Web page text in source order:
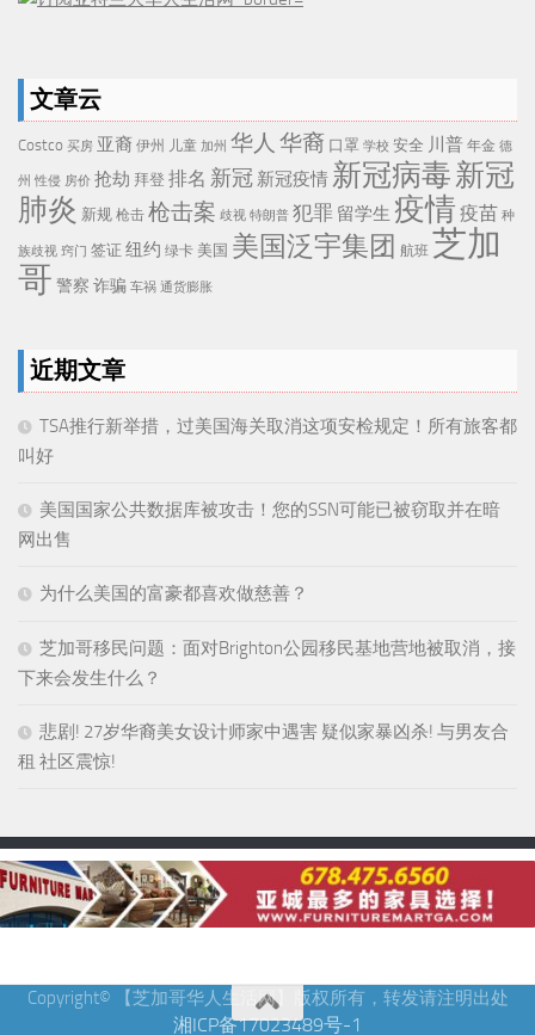
文章云
Costco 买房 亚裔 伊州 儿童 加州 华人 华裔 口罩 学校 安全 川普 年金 德
州 性侵 房价 抢劫 拜登 排名 新冠 新冠疫情 新冠病毒新冠
肺炎 新规 枪击 枪击案 歧视 特朗普 犯罪 留学生 疫情 疫苗 种
族歧视 窍门 签证 纽约 绿卡 美国 美国泛宇集团 航班 芝加
哥 警察 诈骗 车祸 通货膨胀
近期文章
TSA推行新举措，过美国海关取消这项安检规定！所有旅客都
叫好
美国国家公共数据库被攻击！您的SSN可能已被窃取并在暗
网出售
为什么美国的富豪都喜欢做慈善？
芝加哥移民问题：面对Brighton公园移民基地营地被取消，接
下来会发生什么？
悲剧! 27岁华裔美女设计师家中遇害 疑似家暴凶杀! 与男友合
租 社区震惊!
Copyright© 【芝加哥华人生活网】版权所有，转发请注明出处
湘ICP备17023489号-1